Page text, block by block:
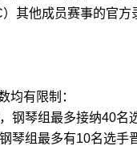
其他成员赛事的官方
均有限制：
钢琴组最多接纳40名
琴组最多有10名选手